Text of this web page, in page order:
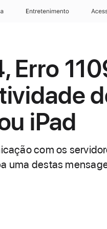
Entretenimento
Erro
iPad
com os
uma destas